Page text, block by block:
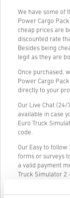
We have some of
Power Cargo
cheap prices are
discounted rate
Besides being
legit as they are
Once purchased,
Power Cargo
directly to your
Our Live Chat
available in case
Euro Truck
code.
Our Easy to follow
forms or surveys
a valid payment
Truck Simulator 2